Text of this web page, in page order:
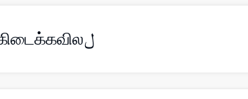
வால்பேப்பர்கள் எதுவும் கிடைக்கவிலل